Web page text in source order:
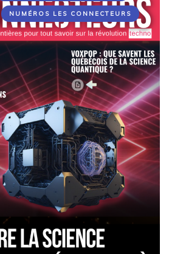
NUMÉROS LES CONNECTEURS